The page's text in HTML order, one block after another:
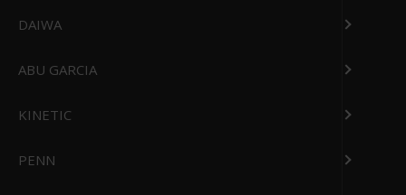
DAIWA
ABU GARCIA
KINETIC
PENN